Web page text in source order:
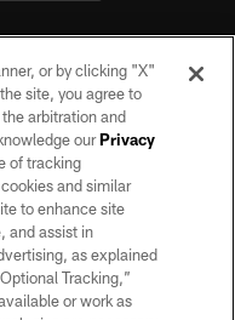
No portion of this site
permission of the Las Vegas
or by clicking "X"
site, you agree to
arbitration and
ourPrivacy
of tracking
and similar
to enhance site
and assist in
as explained
Tracking,”
or work as